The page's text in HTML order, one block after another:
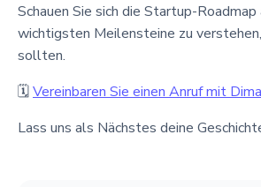
Schauen Sie sich die Startup-Roadmap
wichtigsten Meilensteine zu
sollten.
🗓Vereinbaren Sie einen Anruf mit Dima
Lass uns als Nächstes deine